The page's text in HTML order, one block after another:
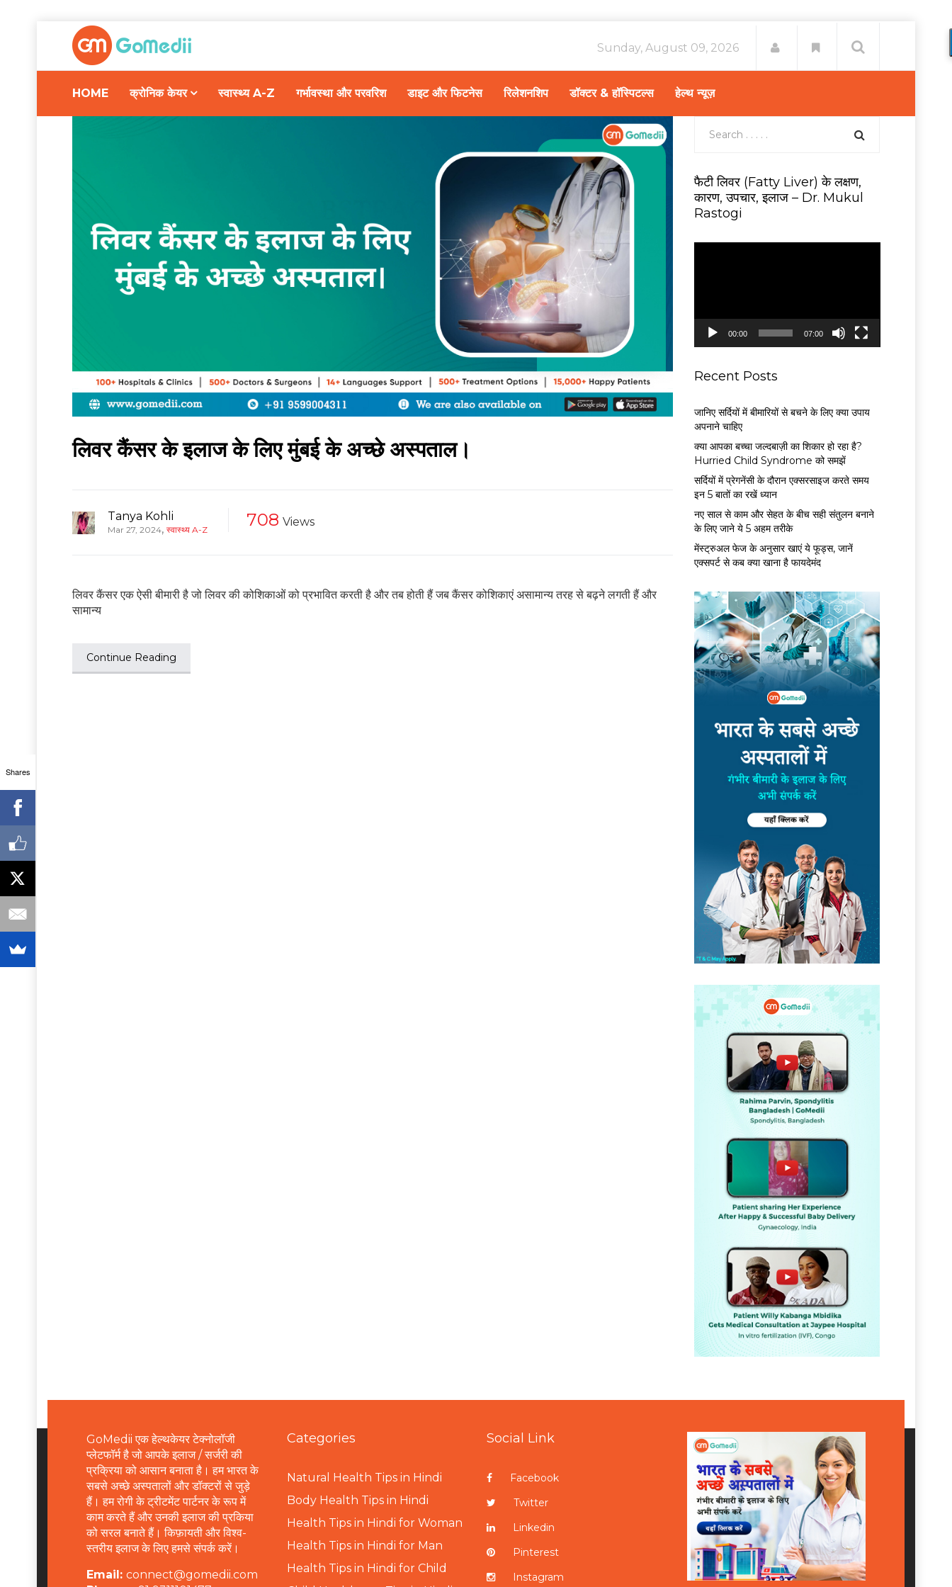
Sunday, August 09, 2026
HOME क्रोनिक केयर स्वास्थ्य A-Z गर्भावस्था और परवरिश डाइट और फिटनेस रिलेशनशिप डॉक्टर & हॉस्पिटल्स हेल्थ न्यूज़
लिवर कैंसर के इलाज के लिए मुंबई के अच्छे अस्पताल।
Tanya Kohli
Mar 27, 2024, स्वास्थ्य A-Z 708 Views
लिवर कैंसर एक ऐसी बीमारी है जो लिवर की कोशिकाओं को प्रभावित करती है और तब होती हैं जब कैंसर कोशिकाएं असामान्य तरह से बढ़ने लगती हैं और
सामान्य
Continue Reading
फैटी लिवर (Fatty Liver) के लक्षण,
कारण, उपचार, इलाज – Dr. Mukul
Rastogi
y
00:00 07:00
Recent Posts
जानिए सर्दियों में बीमारियों से बचने के लिए क्या उपाय
अपनाने चाहिए
क्या आपका बच्चा जल्दबाज़ी का शिकार हो रहा है?
Hurried Child Syndrome को समझें
सर्द‍ियों में प्रेगनेंसी के दौरान एक्सरसाइज करते समय
इन 5 बातों का रखें ध्यान
नए साल से काम और सेहत के बीच सही संतुलन बनाने
के लिए जाने ये 5 अहम तरीके
मेंस्ट्रुअल फेज के अनुसार खाएं ये फूड्स, जानें
एक्सपर्ट से कब क्या खाना है फायदेमंद
GoMedii एक हेल्थकेयर टेक्नोलॉजी
प्लेटफॉर्म है जो आपके इलाज / सर्जरी की
प्रक्रिया को आसान बनाता है। हम भारत के
सबसे अच्छे अस्पतालों और डॉक्टरों से जुड़े
हैं। हम रोगी के ट्रीटमेंट पार्टनर के रूप में
काम करते हैं और उनकी इलाज की प्रकिया
को सरल बनाते हैं। किफ़ायती और विश्व-
स्तरीय इलाज के लिए हमसे संपर्क करें।
Email: connect@gomedii.com
Categories
Natural Health Tips in Hindi
Body Health Tips in Hindi
Health Tips in Hindi for Woman
Health Tips in Hindi for Man
Health Tips in Hindi for Child
Social Link
Facebook
Twitter
Linkedin
Pinterest
Instagram
Shares